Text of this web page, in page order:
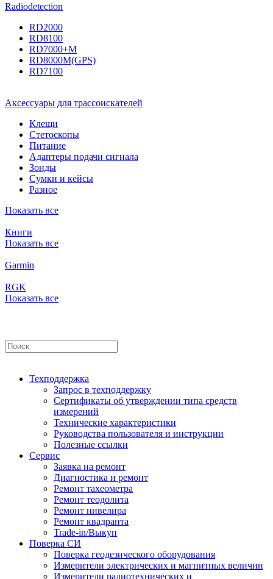
Radiodetection
RD2000
RD8100
RD7000+M
RD8000M(GPS)
RD7100
Аксессуары для трассоискателей
Клещи
Стетоскопы
Питание
Адаптеры подачи сигнала
Зонды
Сумки и кейсы
Разное
Показать все
Книги
Показать все
Garmin
RGK
Показать все
Техподдержка
Запрос в техподдержку
Сертификаты об утверждении типа средств
измерений
Технические характеристики
Руководства пользователя и инструкции
Полезные ссылки
Сервис
Заявка на ремонт
Диагностика и ремонт
Ремонт тахеометра
Ремонт теодолита
Ремонт нивелира
Ремонт квадранта
Trade-in/Выкуп
Поверка СИ
Поверка геодезического оборудования
Измерители электрических и магнитных величин
Измерители радиотехнических и